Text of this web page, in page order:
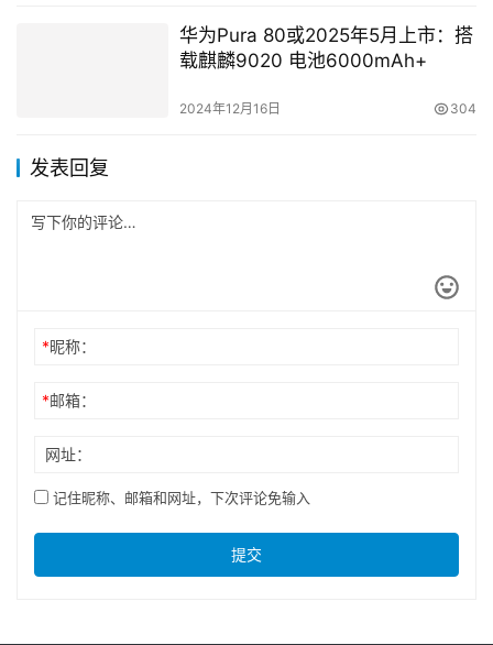
华为Pura 80或2025年5月上市：搭
载麒麟9020 电池6000mAh+
2024年12月16日 304
发表回复
*昵称：
*邮箱：
网址：
记住昵称、邮箱和网址，下次评论免输入
提交